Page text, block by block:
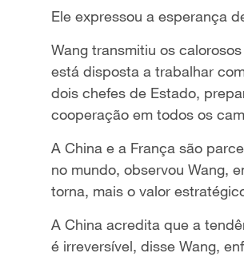
Ele expressou a esperança
Wang transmitiu os
está disposta a trabalhar
dois chefes de Estado,
cooperação em todos os
A China e a França são
no mundo, observou Wang,
torna, mais o valor
A China acredita que a
é irreversível, disse Wang,